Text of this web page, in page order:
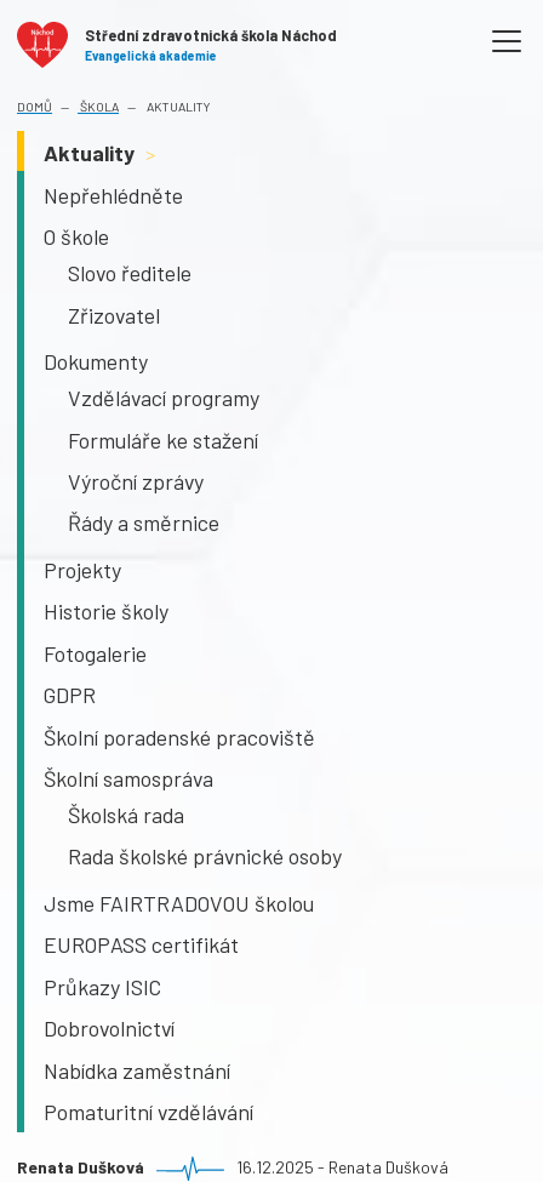
Střední zdravotnická škola Náchod
Evangelická akademie
DOMŮ ŠKOLA AKTUALITY
Aktuality >
Nepřehlédněte
O škole
Slovo ředitele
Zřizovatel
Dokumenty
Vzdělávací programy
Formuláře ke stažení
Výroční zprávy
Řády a směrnice
Projekty
Historie školy
Fotogalerie
GDPR
Školní poradenské pracoviště
Školní samospráva
Školská rada
Rada školské právnické osoby
Jsme FAIRTRADOVOU školou
EUROPASS certifikát
Průkazy ISIC
Dobrovolnictví
Nabídka zaměstnání
Pomaturitní vzdělávání
Renata Dušková 16.12.2025 - Renata Dušková